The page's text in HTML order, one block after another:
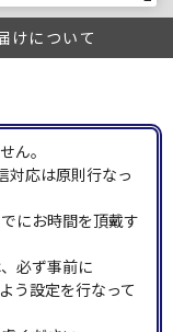
けについて
ん。
応は原則行なっ
にお時間を頂戴す
必ず事前に
う設定を行なって